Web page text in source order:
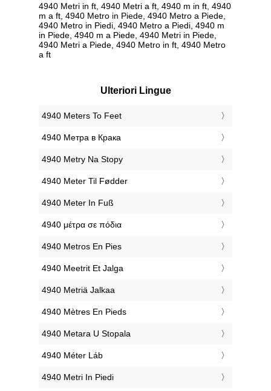
4940 Metri in ft, 4940 Metri a ft, 4940 m in ft, 4940
m a ft, 4940 Metro in Piede, 4940 Metro a Piede,
4940 Metro in Piedi, 4940 Metro a Piedi, 4940 m
in Piede, 4940 m a Piede, 4940 Metri in Piede,
4940 Metri a Piede, 4940 Metro in ft, 4940 Metro
a ft
Ulteriori Lingue
‎4940 Meters To Feet
‎4940 Метра в Крака
‎4940 Metry Na Stopy
‎4940 Meter Til Fødder
‎4940 Meter In Fuß
‎4940 μέτρα σε πόδια
‎4940 Metros En Pies
‎4940 Meetrit Et Jalga
‎4940 Metriä Jalkaa
‎4940 Mètres En Pieds
‎4940 Metara U Stopala
‎4940 Méter Láb
‎4940 Metri In Piedi